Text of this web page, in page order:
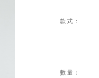
款式：
數量：